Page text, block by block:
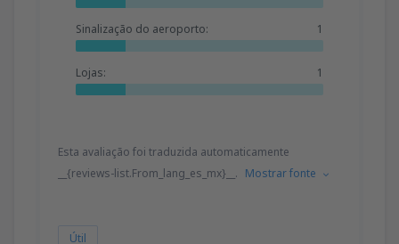
Sinalização do aeroporto: 1
Lojas: 1
Esta avaliação foi traduzida automaticamente
__{reviews-list.From_lang_es_mx}__. Mostrar fonte
Útil